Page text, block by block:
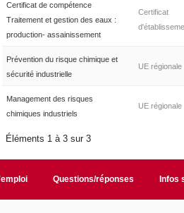
Certificat de compétence
Traitement et gestion des eaux :
production- assainissement
Certificat
Prévention du risque chimique et
sécurité industrielle
UE régionale
Management des risques
chimiques industriels
UE régionale
Éléments 1 à 3 sur 3
Questions/réponses Infos